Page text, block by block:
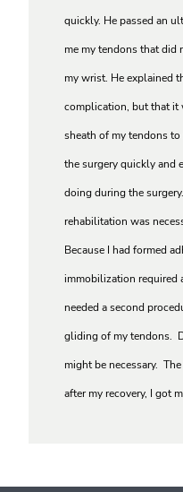
quickly. He passed an
me my tendons that did
my wrist. He explained
complication, but that it
sheath of my tendons
the surgery quickly and
doing during the
rehabilitation was
Because I had formed
immobilization required
needed a second
gliding of my tendons.
might be necessary.
after my recovery, I got